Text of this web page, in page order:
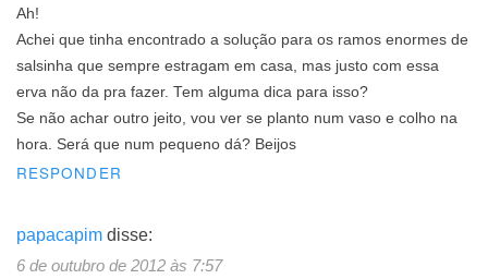
Ah!
Achei que tinha encontrado a solução para os ramos enormes de
salsinha que sempre estragam em casa, mas justo com essa
erva não da pra fazer. Tem alguma dica para isso?
Se não achar outro jeito, vou ver se planto num vaso e colho na
hora. Será que num pequeno dá? Beijos
RESPONDER
papacapim disse:
6 de outubro de 2012 às 7:57